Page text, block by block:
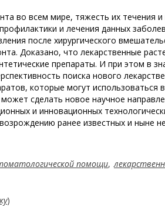
во всем мире, тяжесть их течения и
и лечения данных
после хирургического
Доказано, что лекарственные
препараты. И при этом в
поиска нового
которые могут использоваться
сделать новое научное
и инновационных
ранее известных и ныне
помощи,
)